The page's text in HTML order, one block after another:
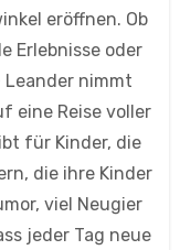
eröffnen. Ob
Erlebnisse oder
Leander nimmt
eine Reise voller
für Kinder, die
die ihre Kinder
viel Neugier
jeder Tag neue